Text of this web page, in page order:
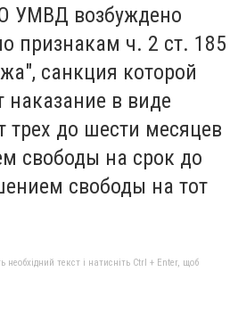
УМВД возбуждено
признакам ч. 2 ст. 185
санкция которой
наказание в виде
трех до шести месяцев
свободы на срок до
свободы на тот
текст і натисніть Ctrl + Enter, щоб